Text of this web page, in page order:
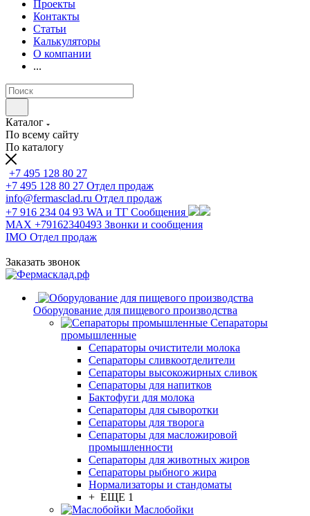
Проекты
Контакты
Статьи
Калькуляторы
О компании
...
Каталог
По всему сайту
По каталогу
+7 495 128 80 27
+7 495 128 80 27 Отдел продаж
info@fermasclad.ru Отдел продаж
+7 916 234 04 93 WA и ТГ Сообщения
MAX +79162340493 Звонки и сообщения
IMO Отдел продаж
Заказать звонок
Оборудование для пищевого производства
Сепараторы
промышленные
Сепараторы очистители молока
Сепараторы сливкоотделители
Сепараторы высокожирных сливок
Сепараторы для напитков
Бактофуги для молока
Сепараторы для сыворотки
Сепараторы для творога
Сепараторы для масложировой
промышленности
Сепараторы для животных жиров
Сепараторы рыбного жира
Нормализаторы и стандоматы
+ ЕЩЕ 1
Маслобойки